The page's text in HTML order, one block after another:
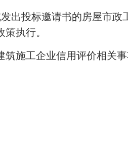
投标邀请书的房屋市政
执行。
工企业信用评价相关事